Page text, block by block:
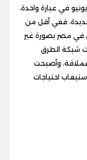
إذا أردنا أن نلخص ما حدث بعد ثورة 30 يونيو في عبارة واحدة،
ففي أقل من
في مصر بصورة غير
شبكة الطرق
وأصبحت
احتياجات